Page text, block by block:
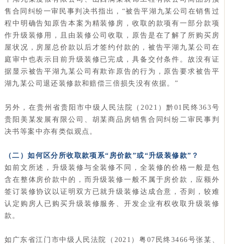
售合同纠纷一审民事判决书指出，“被告平湖九某公司在销售过
程中明确告知原告本案为精装修房，收取的款项有一部分款项
作升级装修用，且由装修公司收取，原告是在了解了所购买房
屋状况，房屋总价款以后才签约付款的，被告平湖九某公司在
庭审中也表示目前升级装修已完成，具备交付条件。故没有证
据显示被告平湖九某公司有欺诈原告的行为，原告要求被告平
湖九某公司退还装修款和赔偿三倍损失没有依据。”
另外，在贵州省贵阳市中级人民法院（2021）黔01民终363号
贵阳美某发展有限公司、胡某商品房销售合同纠纷二审民事判
决书等案中亦有类似观点。
（二）如何区分所收取款项系“房价款”或“升级装修款”？
如前文所述，升级装修与全装修不同，全装修的价格一般是包
含在整体房价款中的，而升级装修一般不属于房价款，应额外
签订装修协议以证明双方已就升级装修达成合意，否则，较难
认定购房人已购买升级装修服务、开发企业有权收取升级装修
款。
如广东省江门市中级人民法院（2021）粤07民终3466号张某、